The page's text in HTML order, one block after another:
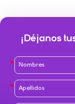
¡Déjanos